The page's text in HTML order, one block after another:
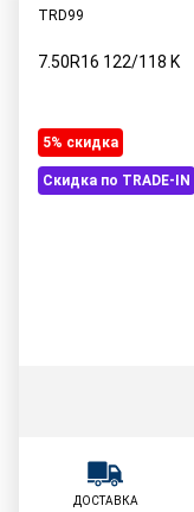
TRD99
7.50R16 122/118 K
5% cкидка
Скидка по TRADE-IN
ДОСТАВКА